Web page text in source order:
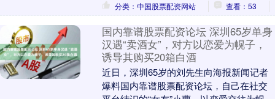
分类：中国股票配资网站
查看：53
国内靠谱股票配资论坛 深圳65岁单身
汉遇“卖酒女”，对方以恋爱为幌子，
诱导其购买20箱白酒
近日，深圳65岁的刘先生向海报新闻记者
爆料国内靠谱股票配资论坛，自己在社交